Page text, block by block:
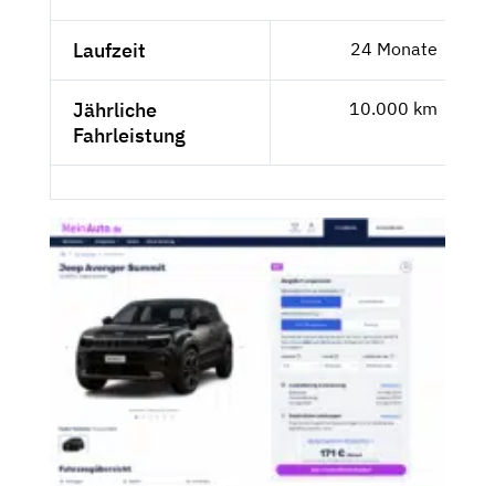
Laufzeit 24 Monate
Jährliche
Fahrleistung
10.000 km